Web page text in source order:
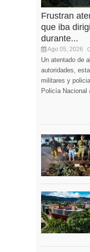
Frustran
que iba
durante...
Ago 05, 2026
Un atentado de
autoridades,
militares y
Policía Nacional